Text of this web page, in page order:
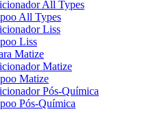
All Types
All Types
Liss
Liss
Matize
Matize
Matize
Pós-Química
Pós-Química